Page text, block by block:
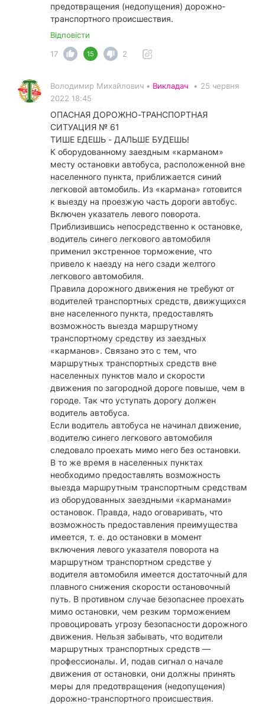
предотвращения (недопущения) дорожно-
транспортного происшествия.
Відповісти
17
15 2
Володимир Михайлович • Викладач • 25 червня
2022 18:45
ОПАСНАЯ ДОРОЖНО-ТРАНСПОРТНАЯ
СИТУАЦИЯ № 61
ТИШЕ ЕДЕШЬ - ДАЛЬШЕ БУДЕШЬ!
К оборудованному заездным «карманом»
месту остановки автобуса, расположенной вне
населенного пункта, приближается синий
легковой автомобиль. Из «кармана» готовится
к выезду на проезжую часть дороги автобус.
Включен указатель левого поворота.
Приблизившись непосредственно к остановке,
водитель синего легкового автомобиля
применил экстренное торможение, что
привело к наезду на него сзади желтого
легкового автомобиля.
Правила дорожного движения не требуют от
водителей транспортных средств, движущихся
вне населенного пункта, предоставлять
возможность выезда маршрутному
транспортному средству из заездных
«карманов». Связано это с тем, что
маршрутных транспортных средств вне
населенных пунктов мало и скорости
движения по загородной дороге повыше, чем в
городе. Так что уступать дорогу должен
водитель автобуса.
Если водитель автобуса не начинал движение,
водителю синего легкового автомобиля
следовало проехать мимо него без остановки.
В то же время в населенных пунктах
необходимо предоставлять возможность
выезда маршрутным транспортным средствам
из оборудованных заездными «карманами»
остановок. Правда, надо оговаривать, что
возможность предоставления преимущества
имеется, т. е. до остановки в момент
включения левого указателя поворота на
маршрутном транспортном средстве у
водителя автомобиля имеется достаточный для
плавного снижения скорости остановочный
путь. В противном случае безопаснее проехать
мимо остановки, чем резким торможением
провоцировать угрозу безопасности дорожного
движения. Нельзя забывать, что водители
маршрутных транспортных средств —
профессионалы. И, подав сигнал о начале
движения от остановки, они должны принять
меры для предотвращения (недопущения)
дорожно-транспортного происшествия.